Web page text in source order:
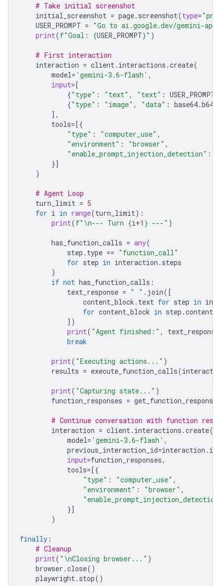
# Take initial screenshot
initial_screenshot = page. screenshot(type=
USER_PROMPT = "Go to ai.google.dev/gemini-
print(f"Goal: {USER_PROMPT}" )
# First interaction
interaction = client. interactions .create(
model= 'gemini-3.6-flash' ,
input=[
{"type" : "text" , "text" : USER_PROMPT
{"type" : "image" , "data" : base64.
],
tools=[{
"type" : "computer_use" ,
"environment" : "browser" ,
"enable_prompt_injection_detection" :
}]
)
# Agent Loop
turn_limit = 5
for i in range(turn_limit):
print(f" \n--- Turn {i+1 } ---" )
has_function_calls = any(
step . type == "function_call"
for step in interaction . steps
)
if not has_function_calls :
text_response = " " . join([
content_block . text for step in
for content_block in step .content
])
print( "Agent finished:" , text_response
break
print( "Executing actions..." )
results = execute_function_calls(
print( "Capturing state..." )
function_responses = get_function_responses
# Continue conversation with function
interaction = client. interactions .create(
model= 'gemini-3.6-flash' ,
previous_interaction_id=interaction . id
input=function_responses,
tools=[{
"type" : "computer_use" ,
"environment" : "browser" ,
}]
)
finally :
# Cleanup
print( " \nClosing browser..." )
browser .close()
playwright. stop()